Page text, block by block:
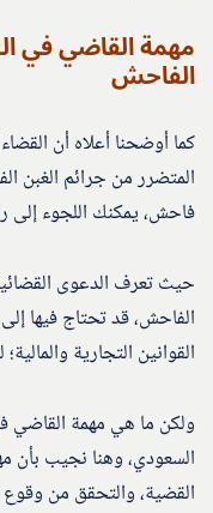
مهمة القاضي في
الفاحش
كما أوضحنا أعلاه أن
المتضرر من جرائم الغبن
فاحش، يمكنك اللجوء إلى
حيث تعرف الدعوى
الفاحش، قد تحتاج فيها
القوانين التجارية
ولكن ما هي مهمة القاضي
السعودي، وهنا نجيب بأن
القضية، والتحقق من